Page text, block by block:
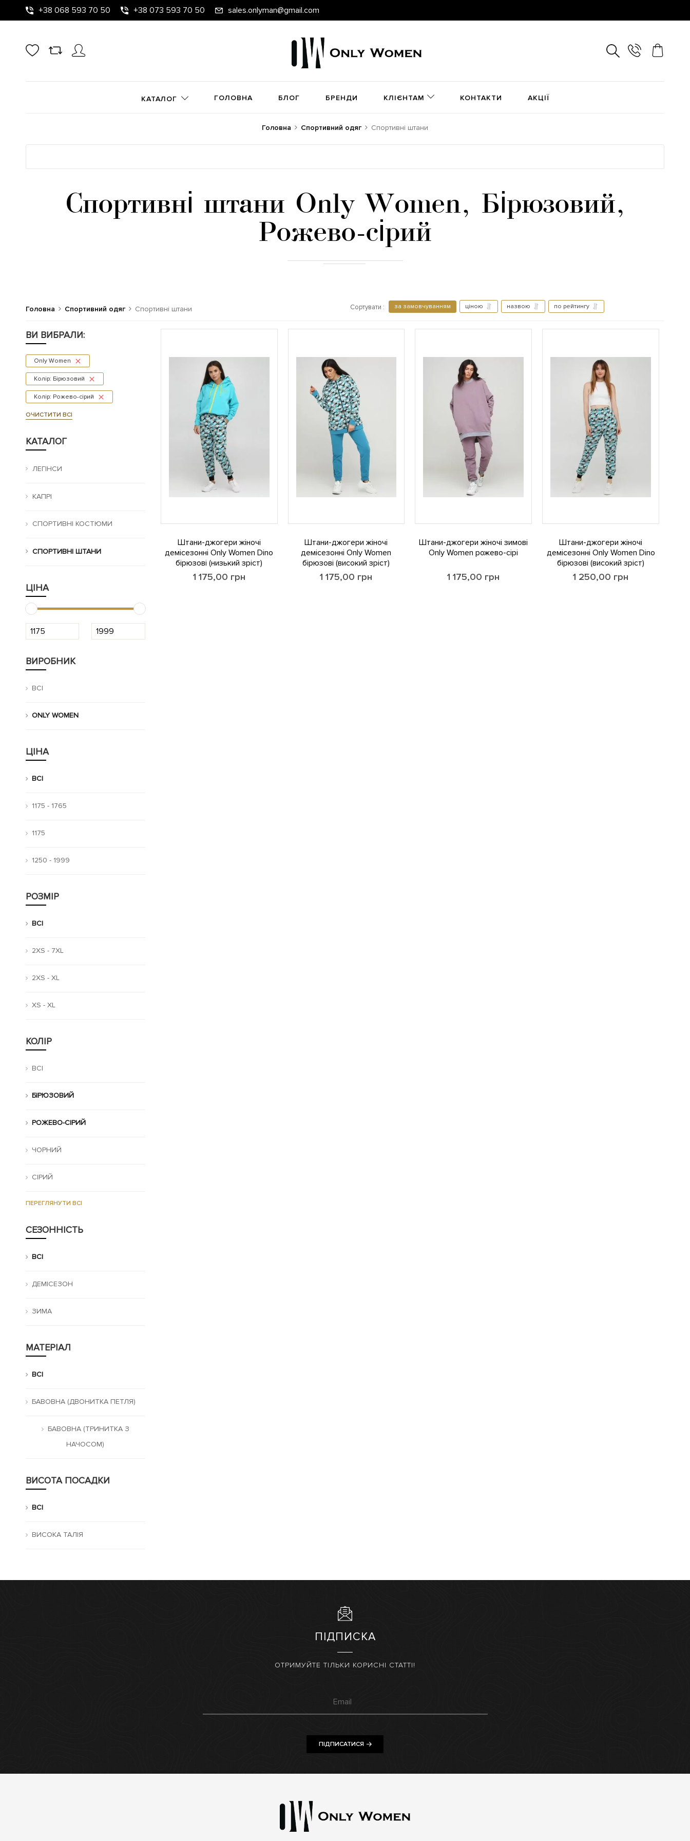
+38 068 593 70 50 +38 073 593 70 50 sales.onlyman@gmail.com
КАТАЛОГ ГОЛОВНА БЛОГ БРЕНДИ КЛІЄНТАМ КОНТАКТИ АКЦІЇ
Головна Спортивний одяг Спортивні штани
Спортивні штани Only Women, Бірюзовий,
Рожево-сірий
Головна Спортивний одяг Спортивні штани Сортувати : за замовчуванням ціною назвою по рейтингу
ВИ ВИБРАЛИ:
Only Women
Колір: Бірюзовий
Колір: Рожево-сірий
ОЧИСТИТИ ВСІ
КАТАЛОГ
ЛЕГІНСИ
КАПРІ
СПОРТИВНІ КОСТЮМИ
СПОРТИВНІ ШТАНИ
ЦІНА
ВИРОБНИК
ВСІ
ONLY WOMEN
ЦІНА
ВСІ
1175 - 1765
1175
1250 - 1999
РОЗМІР
ВСІ
2XS - 7XL
2XS - XL
XS - XL
КОЛІР
ВСІ
БІРЮЗОВИЙ
РОЖЕВО-СІРИЙ
ЧОРНИЙ
СІРИЙ
ПЕРЕГЛЯНУТИ ВСІ
СЕЗОННІСТЬ
ВСІ
ДЕМІСЕЗОН
ЗИМА
МАТЕРІАЛ
ВСІ
БАВОВНА (ДВОНИТКА ПЕТЛЯ)
БАВОВНА (ТРИНИТКА З
НАЧОСОМ)
ВИСОТА ПОСАДКИ
ВСІ
ВИСОКА ТАЛІЯ
Штани-джогери жіночі
демісезонні Only Women Dino
бірюзові (низький зріст)
1 175,00 грн
Штани-джогери жіночі
демісезонні Only Women
бірюзові (високий зріст)
1 175,00 грн
Штани-джогери жіночі зимові
Only Women рожево-сірі
1 175,00 грн
Штани-джогери жіночі
демісезонні Only Women Dino
бірюзові (високий зріст)
1 250,00 грн
ПІДПИСКА
ОТРИМУЙТЕ ТІЛЬКИ КОРИСНІ СТАТТІ!
ПІДПИСАТИСЯ